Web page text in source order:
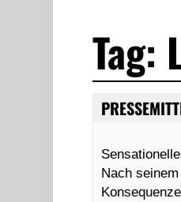
Tag:
Nach